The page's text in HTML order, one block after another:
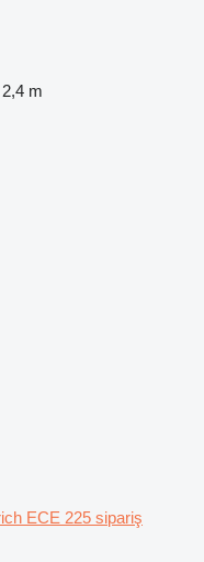
2,4 m
ECE 225 sipariş